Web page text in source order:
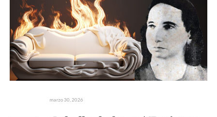
marzo 30, 2026